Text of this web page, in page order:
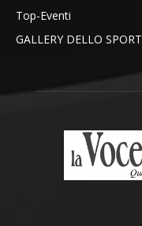
Top-Eventi
GALLERY DELLO SPORT